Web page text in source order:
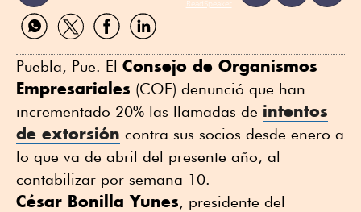
ReadSpeaker
Compartir
por
Compartir
por
Compartir
por
Compartir
por
Puebla, Pue. El Consejo de Organismos
Empresariales (COE) denunció que han
incrementado 20% las llamadas de intentos
de extorsión contra sus socios desde enero a
lo que va de abril del presente año, al
contabilizar por semana 10.
César Bonilla Yunes, presidente del